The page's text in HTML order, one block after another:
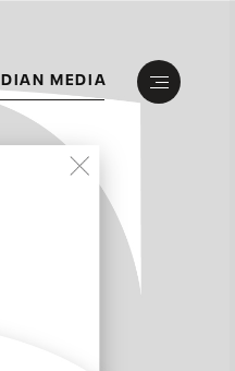
DIAN MEDIA